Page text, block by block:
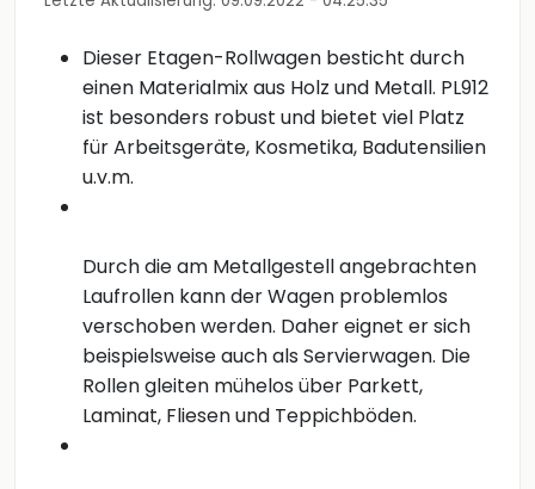
Dieser Etagen-Rollwagen besticht durch
einen Materialmix aus Holz und Metall. PL912
ist besonders robust und bietet viel Platz
für Arbeitsgeräte, Kosmetika, Badutensilien
u.v.m.
Durch die am Metallgestell angebrachten
Laufrollen kann der Wagen problemlos
verschoben werden. Daher eignet er sich
beispielsweise auch als Servierwagen. Die
Rollen gleiten mühelos über Parkett,
Laminat, Fliesen und Teppichböden.